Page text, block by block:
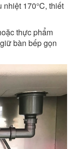
170°C, thiết
thực phẩm
bàn bếp gọn